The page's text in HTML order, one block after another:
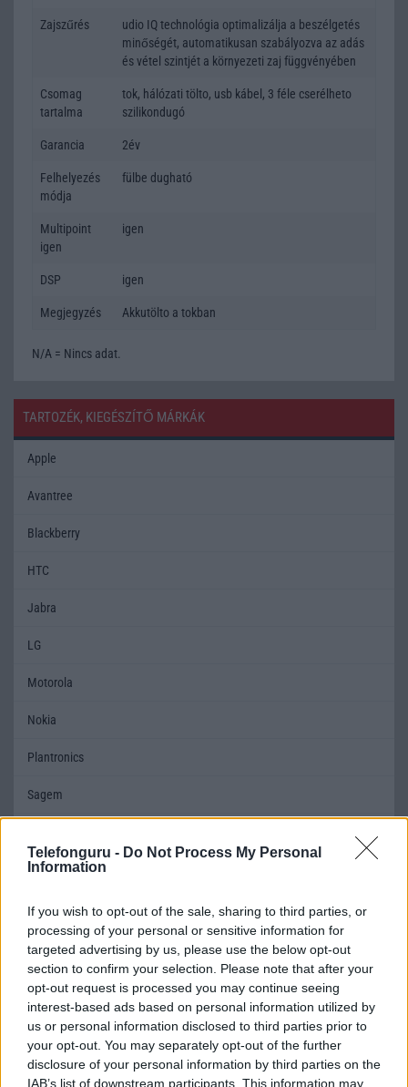
Telefonguru - Do Not Process My Personal
Information
If you wish to opt-out of the sale, sharing to third parties, or
processing of your personal or sensitive information for
targeted advertising by us, please use the below opt-out
section to confirm your selection. Please note that after your
opt-out request is processed you may continue seeing
interest-based ads based on personal information utilized by
us or personal information disclosed to third parties prior to
your opt-out. You may separately opt-out of the further
disclosure of your personal information by third parties on the
IAB’s list of downstream participants. This information may
Zajszűrés
udio IQ technológia optimalizálja a beszélgetés
minőségét, automatikusan szabályozva az adás
és vétel szintjét a környezeti zaj függvényében
Csomag
tartalma
tok, hálózati tölto, usb kábel, 3 féle cserélheto
szilikondugó
Garancia 2év
Felhelyezés
módja
fülbe dugható
Multipoint
igen
igen
DSP igen
Megjegyzés Akkutölto a tokban
N/A = Nincs adat.
TARTOZÉK, KIEGÉSZÍTŐ MÁRKÁK
Apple
Avantree
Blackberry
HTC
Jabra
LG
Motorola
Nokia
Plantronics
Sagem
Keressen a telefonboltok ajánlatai között!
TELEFONOK GYORSLISTA